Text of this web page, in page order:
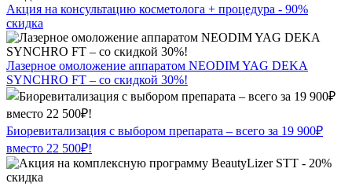
Акция на консультацию косметолога + процедура - 90%
скидка
Лазерное омоложение аппаратом NEODIM YAG DEKA
SYNCHRO FT – со скидкой 30%!
Биоревитализация с выбором препарата – всего за 19 900₽
вместо 22 500₽!